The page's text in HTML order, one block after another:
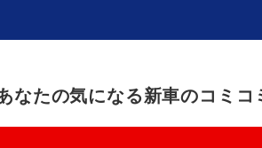
なたの気になる新車のコミコ